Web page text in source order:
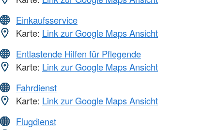
Einkaufsservice
Karte: Link zur Google Maps Ansicht
Entlastende Hilfen für Pflegende
Karte: Link zur Google Maps Ansicht
Fahrdienst
Karte: Link zur Google Maps Ansicht
Flugdienst